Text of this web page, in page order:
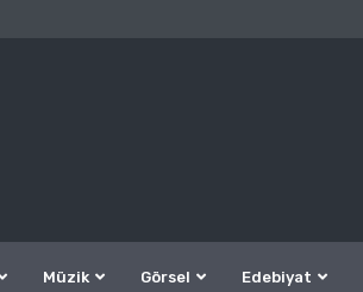
Müzik Görsel Edebiyat